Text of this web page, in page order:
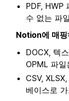
PDF, HWP
수 없는 파
Notion에 매핑
DOCX, 텍
OPML 파
CSV,
베이스로